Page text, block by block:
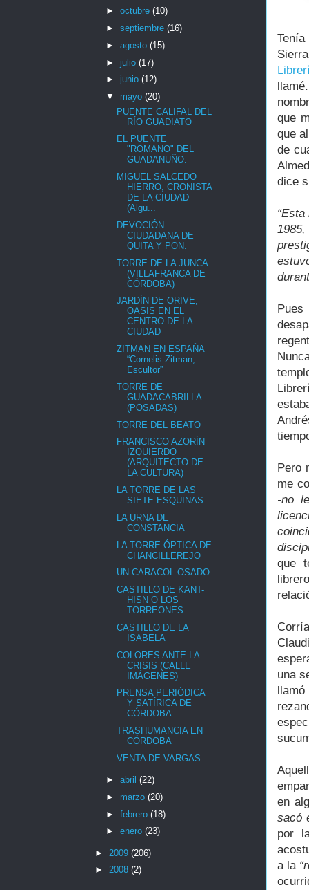
que
que
de
dice
Pero
me
-no
que
una
en
sacó
por
a la
► octubre (10)
► septiembre (16)
► agosto (15)
► julio (17)
► junio (12)
▼ mayo (20)
PUENTE CALIFAL DEL
RÍO GUADIATO
EL PUENTE
"ROMANO" DEL
GUADANUÑO.
MIGUEL SALCEDO
HIERRO, CRONISTA
DE LA CIUDAD
(Algu...
DEVOCIÓN
CIUDADANA DE
QUITA Y PON.
TORRE DE LA JUNCA
(VILLAFRANCA DE
CÓRDOBA)
JARDÍN DE ORIVE,
OASIS EN EL
CENTRO DE LA
CIUDAD
ZITMAN EN ESPAÑA
“Cornelis Zitman,
Escultor”
TORRE DE
GUADACABRILLA
(POSADAS)
TORRE DEL BEATO
FRANCISCO AZORÍN
IZQUIERDO
(ARQUITECTO DE
LA CULTURA)
LA TORRE DE LAS
SIETE ESQUINAS
LA URNA DE
CONSTANCIA
LA TORRE ÓPTICA DE
CHANCILLEREJO
UN CARACOL OSADO
CASTILLO DE KANT-
HISN O LOS
TORREONES
CASTILLO DE LA
ISABELA
COLORES ANTE LA
CRISIS (CALLE
IMÁGENES)
PRENSA PERIÓDICA
Y SATÍRICA DE
CÓRDOBA
TRASHUMANCIA EN
CÓRDOBA
VENTA DE VARGAS
► abril (22)
► marzo (20)
► febrero (18)
► enero (23)
► 2009 (206)
► 2008 (2)